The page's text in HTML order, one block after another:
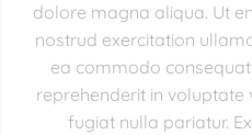
dolore magna aliqua. Ut
nostrud exercitation
ea commodo
reprehenderit in voluptate
fugiat nulla pariatur.